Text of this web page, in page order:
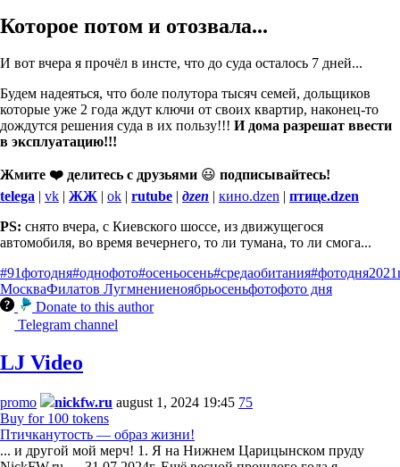
Которое потом и отозвала...
И вот вчера я прочёл в инсте, что до суда осталось 7 дней...
Будем надеяться, что боле полутора тысяч семей, дольщиков
которые уже 2 года ждут ключи от своих квартир, наконец-то
дождутся решения суда в их пользу!!! И дома разрешат ввести
в эксплуатацию!!!
Жмите ❤️ делитесь с друзьями 😃 подписывайтесь!
telega | vk | ЖЖ | ok | rutube | дzen | кино.dzen | птице.dzen
PS: снято вчера, с Киевского шоссе, из движущегося
автомобиля, во время вечернего, то ли тумана, то ли смога...
#91фотодня#однофото#осеньосень#средаобитания#фотодня2021
МоскваФилатов Лугмнениеноябрьосеньфотофото дня
Donate to this author
Telegram channel
LJ Video
promo nickfw.ru august 1, 2024 19:45 75
Buy for 100 tokens
Птичканутость — образ жизни!
... и другой мой мерч! 1. Я на Нижнем Царицынском пруду